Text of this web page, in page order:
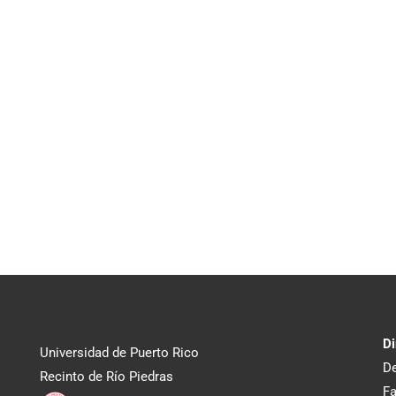
Universidad de Puerto Rico
Recinto de Río Piedras